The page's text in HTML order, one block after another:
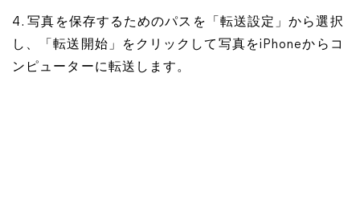
4. 写真を保存するためのパスを「転送設定」から選択
し、「転送開始」をクリックして写真をiPhoneからコ
ンピューターに転送します。